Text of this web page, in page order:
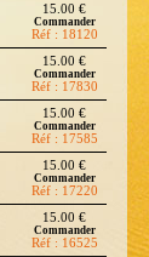
15.00 €
Commander
Réf : 18120
15.00 €
Commander
Réf : 17830
15.00 €
Commander
Réf : 17585
15.00 €
Commander
Réf : 17220
15.00 €
Commander
Réf : 16525